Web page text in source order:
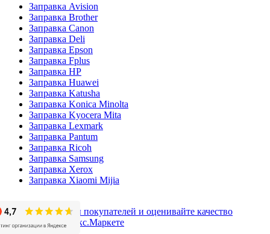
Заправка Avision
Заправка Brother
Заправка Canon
Заправка Deli
Заправка Epson
Заправка Fplus
Заправка HP
Заправка Huawei
Заправка Katusha
Заправка Konica Minolta
Заправка Kyocera Mita
Заправка Lexmark
Заправка Pantum
Заправка Ricoh
Заправка Samsung
Заправка Xerox
Заправка Xiaomi Mijia